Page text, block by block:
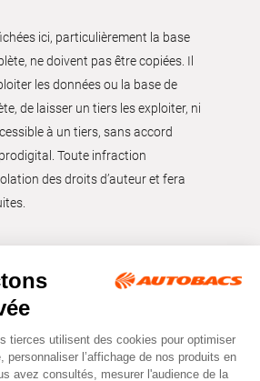
ici, particulièrement la base
ne doivent pas être copiées. Il
les données ou la base de
de laisser un tiers les exploiter, ni
à un tiers, sans accord
Toute infraction
des droits d’auteur et fera